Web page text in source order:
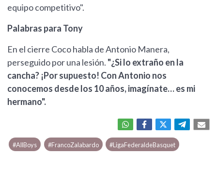
equipo competitivo".
Palabras para Tony
En el cierre Coco habla de Antonio Manera,
perseguido por una lesión. "¿Si lo extraño en la
cancha? ¡Por supuesto! Con Antonio nos
conocemos desde los 10 años, imagínate… es mi
hermano".
#AllBoys #FrancoZalabardo #LigaFederaldeBasquet